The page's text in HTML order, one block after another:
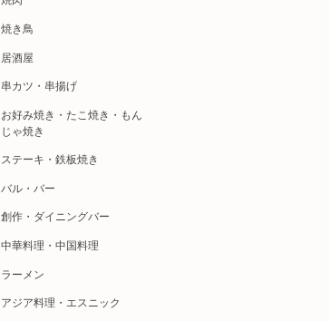
焼き鳥
居酒屋
串カツ・串揚げ
お好み焼き・たこ焼き・もん
じゃ焼き
ステーキ・鉄板焼き
バル・バー
創作・ダイニングバー
中華料理・中国料理
ラーメン
アジア料理・エスニック